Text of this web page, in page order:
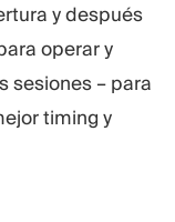
y después
operar y
sesiones – para
timing y